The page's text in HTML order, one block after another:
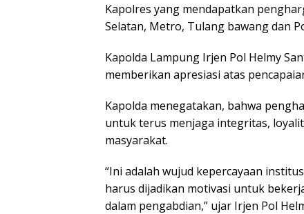
Kapolres yang mendapatkan
Selatan, Metro, Tulang bawang dan
Kapolda Lampung Irjen Pol Helmy
memberikan apresiasi atas
Kapolda menegatakan, bahwa
untuk terus menjaga integritas,
masyarakat.
“Ini adalah wujud kepercayaan
harus dijadikan motivasi untuk
dalam pengabdian,” ujar Irjen Pol